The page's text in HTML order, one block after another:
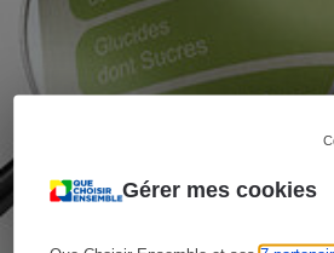
Gérer mes cookies